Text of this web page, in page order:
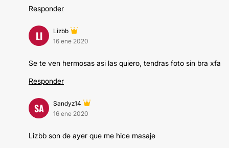
Responder
LI
Lizbb
16 ene 2020
Se te ven hermosas asi las quiero, tendras foto sin bra xfa
Responder
SA
Sandyz14
16 ene 2020
Lizbb son de ayer que me hice masaje